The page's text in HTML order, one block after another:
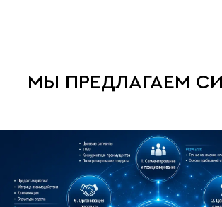
МЫ ПРЕДЛАГАЕМ